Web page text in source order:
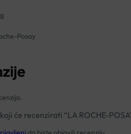
Posay
će recenzirati “LA ROCHE-